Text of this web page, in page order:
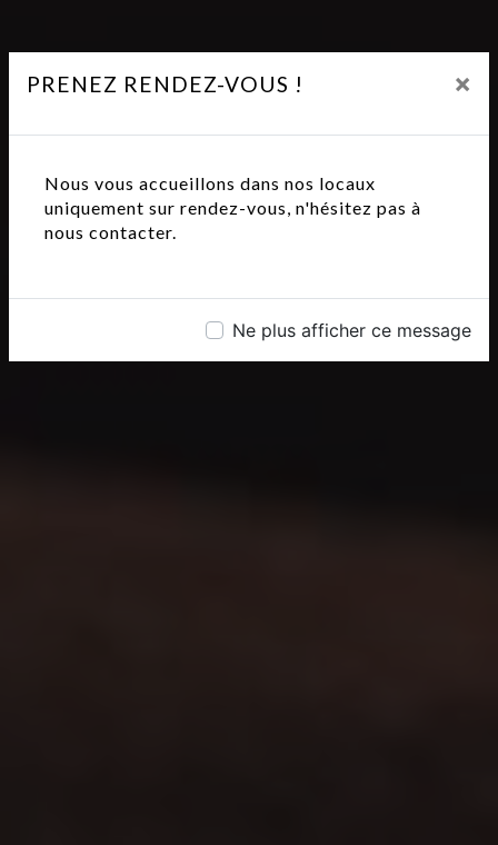
PRENEZ RENDEZ-VOUS ! ×
Nous vous accueillons dans nos locaux
uniquement sur rendez-vous, n'hésitez pas à
nous contacter.
Ne plus afficher ce message